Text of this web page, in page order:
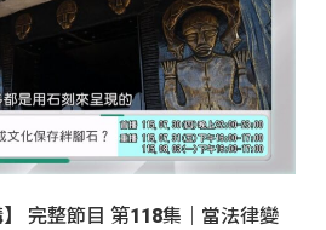
完整節目 第118集｜當法律變